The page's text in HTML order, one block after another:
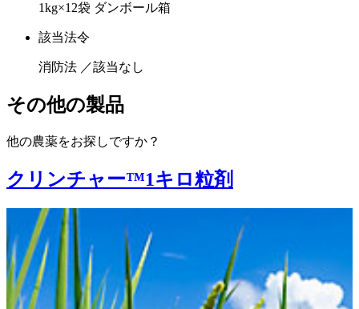
1kg×12袋 ダンボール箱
該当法令
消防法 ／該当なし
その他の製品
他の農薬をお探しですか？
クリンチャー™1キロ粒剤